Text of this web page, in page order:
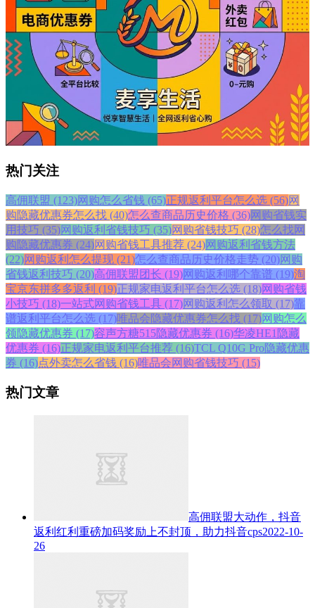
热门关注
高佣联盟 (123)网购怎么省钱 (65)正规返利平台怎么选 (56)网
购隐藏优惠券怎么找 (40)怎么查商品历史价格 (36)网购省钱实
用技巧 (35)网购返利省钱技巧 (35)网购省钱技巧 (28)怎么找网
购隐藏优惠券 (24)网购省钱工具推荐 (24)网购返利省钱方法
(22)网购返利怎么提现 (21)怎么查商品历史价格走势 (20)网购
省钱返利技巧 (20)高佣联盟团长 (19)网购返利哪个靠谱 (19)淘
宝京东拼多多返利 (19)正规家电返利平台怎么选 (18)网购省钱
小技巧 (18)一站式网购省钱工具 (17)网购返利怎么领取 (17)靠
谱返利平台怎么选 (17)唯品会隐藏优惠券怎么找 (17)网购怎么
领隐藏优惠券 (17)容声方糖515隐藏优惠券 (16)华凌HE1隐藏
优惠券 (16)正规家电返利平台推荐 (16)TCL Q10G Pro隐藏优惠
券 (16)点外卖怎么省钱 (16)唯品会网购省钱技巧 (15)
热门文章
高佣联盟大动作，抖音
返利红利重磅加码奖励上不封顶，助力抖音cps2022-10-
26